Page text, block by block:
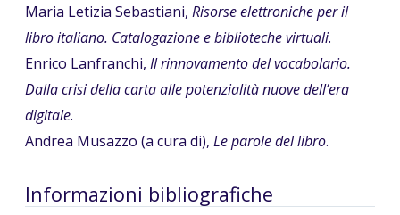
Maria Letizia Sebastiani, Risorse elettroniche per il
libro italiano. Catalogazione e biblioteche virtuali.
Enrico Lanfranchi, Il rinnovamento del vocabolario.
Dalla crisi della carta alle potenzialità nuove dell’era
digitale.
Andrea Musazzo (a cura di), Le parole del libro.
Informazioni bibliografiche